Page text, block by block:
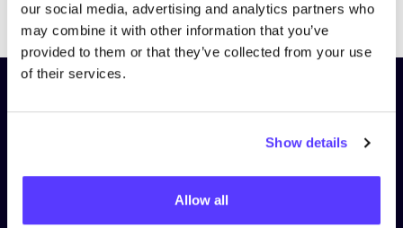
our social media, advertising and analytics partners who
may combine it with other information that you’ve
provided to them or that they’ve collected from your use
of their services.
Show details
Allow all